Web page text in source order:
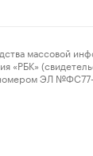
массовой
номером ЭЛ